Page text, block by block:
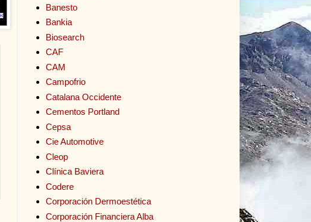
Banesto
Bankia
Biosearch
CAF
CAM
Campofrio
Catalana Occidente
Cementos Portland
Cepsa
Cie Automotive
Cleop
Clínica Baviera
Codere
Corporación Dermoestética
Corporación Financiera Alba